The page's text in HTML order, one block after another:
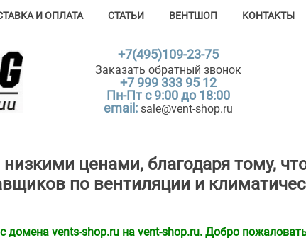
И ОПЛАТА СТАТЬИ ВЕНТШОП КОНТАКТЫ
+7(495)109-23-75
Заказать обратный звонок
+7 999 333 95 12
Пн-Пт с 9:00 до 18:00
email: sale@vent-shop.ru
низкими ценами, благодаря тому,
по вентиляции и
домена vents-shop.ru на vent-shop.ru. Добро